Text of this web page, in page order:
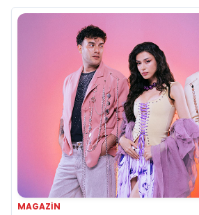
MAGAZIN